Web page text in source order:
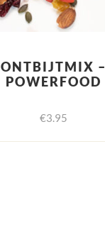
ONTBIJTMIX –
POWERFOOD
€3.95